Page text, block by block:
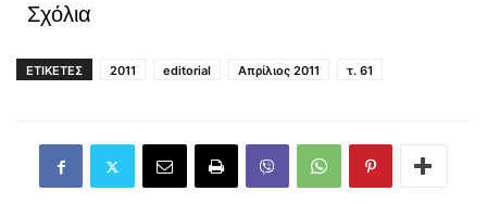
Σχόλια
ΕΤΙΚΕΤΕΣ 2011 editorial Απρίλιος 2011 τ. 61